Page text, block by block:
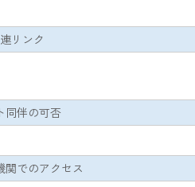
リンク
同伴の可否
関でのアクセス